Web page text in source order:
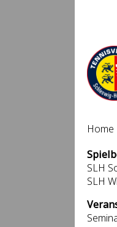
Home
SLH
SLH